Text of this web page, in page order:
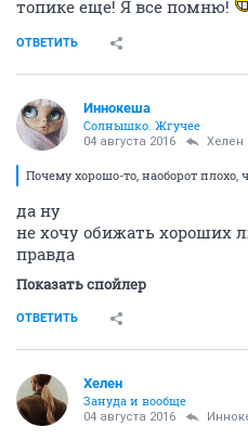
топике еще! Я все помню!
ОТВЕТИТЬ
Иннокеша
Солнышко. Жгучее
04 августа 2016 Хелен
Почему хорошо-то, наоборот плохо,
да ну
не хочу обижать хороших
правда
Показать спойлер
ОТВЕТИТЬ
Хелен
Зануда и вообще
04 августа 2016